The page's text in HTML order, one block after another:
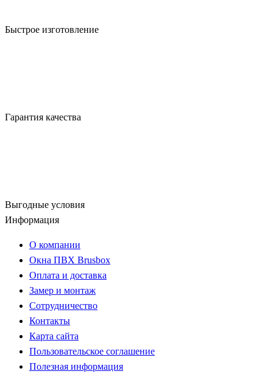
Быстрое изготовление
Гарантия качества
Выгодные условия
Информация
О компании
Окна ПВХ Brusbox
Оплата и доставка
Замер и монтаж
Сотрудничество
Контакты
Карта сайта
Пользовательское соглашение
Полезная информация